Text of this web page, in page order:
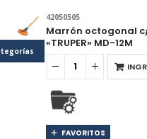
42050505
Marrón octogonal
«TRUPER» MD-12M
FAVORITOS